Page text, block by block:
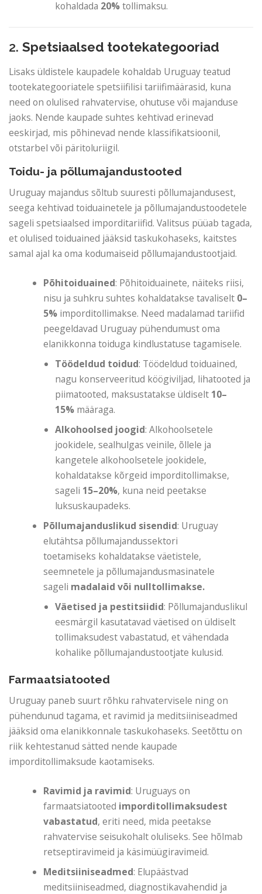
kohaldada 20%tollimaksu.
2. Spetsiaalsed tootekategooriad
Lisaks üldistele kaupadele kohaldab Uruguay teatud
tootekategooriatele spetsiifilisi tariifimäärasid, kuna
need on olulised rahvatervise, ohutuse või majanduse
jaoks. Nende kaupade suhtes kehtivad erinevad
eeskirjad, mis põhinevad nende klassifikatsioonil,
otstarbel või päritoluriigil.
Toidu- ja põllumajandustooted
Uruguay majandus sõltub suuresti põllumajandusest,
seega kehtivad toiduainetele ja põllumajandustoodetele
sageli spetsiaalsed imporditariifid. Valitsus püüab tagada,
et olulised toiduained jääksid taskukohaseks, kaitstes
samal ajal ka oma kodumaiseid põllumajandustootjaid.
Põhitoiduained: Põhitoiduainete, näiteks riisi,
nisu ja suhkru suhtes kohaldatakse tavaliselt 0–
5% imporditollimakse. Need madalamad tariifid
peegeldavad Uruguay pühendumust oma
elanikkonna toiduga kindlustatuse tagamisele.
Töödeldud toidud: Töödeldud toiduained,
nagu konserveeritud köögiviljad, lihatooted ja
piimatooted, maksustatakse üldiselt 10–
15% määraga.
Alkohoolsed joogid: Alkohoolsetele
jookidele, sealhulgas veinile, õllele ja
kangetele alkohoolsetele jookidele,
kohaldatakse kõrgeid imporditollimakse,
sageli 15–20%, kuna neid peetakse
luksuskaupadeks.
Põllumajanduslikud sisendid: Uruguay
elutähtsa põllumajandussektori
toetamiseks kohaldatakse väetistele,
seemnetele ja põllumajandusmasinatele
sageli madalaid või nulltollimakse.
Väetised ja pestitsiidid: Põllumajanduslikul
eesmärgil kasutatavad väetised on üldiselt
tollimaksudest vabastatud, et vähendada
kohalike põllumajandustootjate kulusid.
Farmaatsiatooted
Uruguay paneb suurt rõhku rahvatervisele ning on
pühendunud tagama, et ravimid ja meditsiiniseadmed
jääksid oma elanikkonnale taskukohaseks. Seetõttu on
riik kehtestanud sätted nende kaupade
imporditollimaksude kaotamiseks.
Ravimid ja ravimid: Uruguays on
farmaatsiatooted imporditollimaksudest
vabastatud, eriti need, mida peetakse
rahvatervise seisukohalt oluliseks. See hõlmab
retseptiravimeid ja käsimüügiravimeid.
Meditsiiniseadmed: Elupäästvad
meditsiiniseadmed, diagnostikavahendid ja